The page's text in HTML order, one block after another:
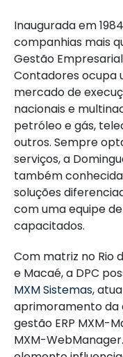
Inaugurada em
companhias mais
Gestão
Contadores ocupa
mercado de
nacionais e
petróleo e gás,
outros. Sempre
serviços, a
também
soluções
com uma equipe
capacitados.
Com matriz no Rio
e Macaé, a DPC
MXM Sistemas,
aprimoramento da
gestão ERP MXM-
MXM-